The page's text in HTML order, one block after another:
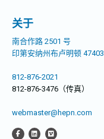
关于
南合作路 2501 号
印第安纳州布卢明顿 47403
812-876-2021
812-876-3476（传真）
webmaster@hepn.com